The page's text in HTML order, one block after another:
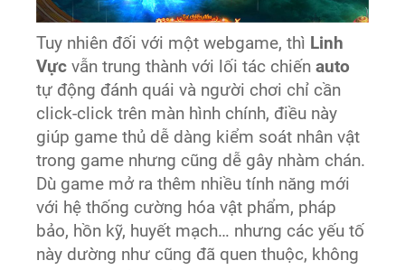
Tuy nhiên đối với một webgame, thì Linh
Vực vẫn trung thành với lối tác chiếnauto
tự động đánh quái và người chơi chỉ cần
click-click trên màn hình chính, điều này
giúp game thủ dễ dàng kiểm soát nhân vật
trong game nhưng cũng dễ gây nhàm chán.
Dù game mở ra thêm nhiều tính năng mới
với hệ thống cường hóa vật phẩm, pháp
bảo, hồn kỹ, huyết mạch… nhưng các yếu tố
này dường như cũng đã quen thuộc, không